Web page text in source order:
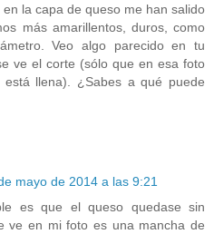
la capa de queso me han salido
más amarillentos, duros, como
Veo algo parecido en tu
ve el corte (sólo que en esa foto
llena). ¿Sabes a qué puede
mayo de 2014 a las 9:21
es que el queso quedase sin
ve en mi foto es una mancha de